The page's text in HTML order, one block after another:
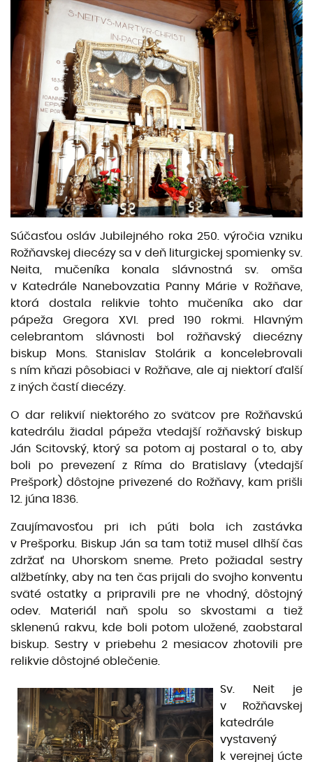
Súčasťou osláv Jubilejného roka 250. výročia vzniku
Rožňavskej diecézy sa v deň liturgickej spomienky sv.
Neita, mučeníka konala slávnostná sv. omša
v Katedrále Nanebovzatia Panny Márie v Rožňave,
ktorá dostala relikvie tohto mučeníka ako dar
pápeža Gregora XVI. pred 190 rokmi. Hlavným
celebrantom slávnosti bol rožňavský diecézny
biskup Mons. Stanislav Stolárik a koncelebrovali
s ním kňazi pôsobiaci v Rožňave, ale aj niektorí ďalší
z iných častí diecézy.
O dar relikvií niektorého zo svätcov pre Rožňavskú
katedrálu žiadal pápeža vtedajší rožňavský biskup
Ján Scitovský, ktorý sa potom aj postaral o to, aby
boli po prevezení z Ríma do Bratislavy (vtedajší
Prešpork) dôstojne privezené do Rožňavy, kam prišli
12. júna 1836.
Zaujímavosťou pri ich púti bola ich zastávka
v Prešporku. Biskup Ján sa tam totiž musel dlhší čas
zdržať na Uhorskom sneme. Preto požiadal sestry
alžbetínky, aby na ten čas prijali do svojho konventu
sväté ostatky a pripravili pre ne vhodný, dôstojný
odev. Materiál naň spolu so skvostami a tiež
sklenenú rakvu, kde boli potom uložené, zaobstaral
biskup. Sestry v priebehu 2 mesiacov zhotovili pre
relikvie dôstojné oblečenie.
Sv. Neit je
v Rožňavskej
katedrále
vystavený
k verejnej úcte